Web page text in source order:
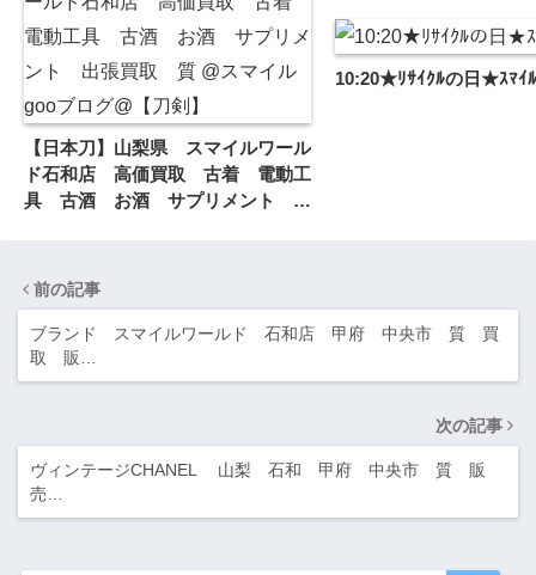
【日本刀】山梨県 スマイルワール
ド石和店 高価買取 古着 電動工
具 古酒 お酒 サプリメント 出
10:20★ﾘｻｲｸﾙの日★ｽﾏｲ
前の記事
ブランド スマイルワールド 石和店 甲府 中央市 質 買
取 販…
次の記事
ヴィンテージCHANEL 山梨 石和 甲府 中央市 質 販
売…